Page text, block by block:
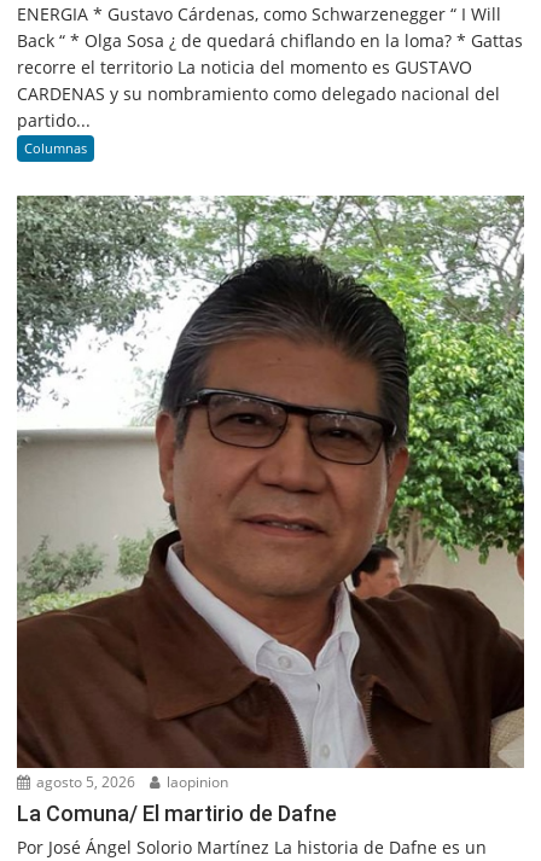
ENERGIA * Gustavo Cárdenas, como Schwarzenegger “ I Will
Back “ * Olga Sosa ¿ de quedará chiflando en la loma? * Gattas
recorre el territorio La noticia del momento es GUSTAVO
CARDENAS y su nombramiento como delegado nacional del
partido...
Columnas
agosto 5, 2026 laopinion
La Comuna/ El martirio de Dafne
Por José Ángel Solorio Martínez La historia de Dafne es un